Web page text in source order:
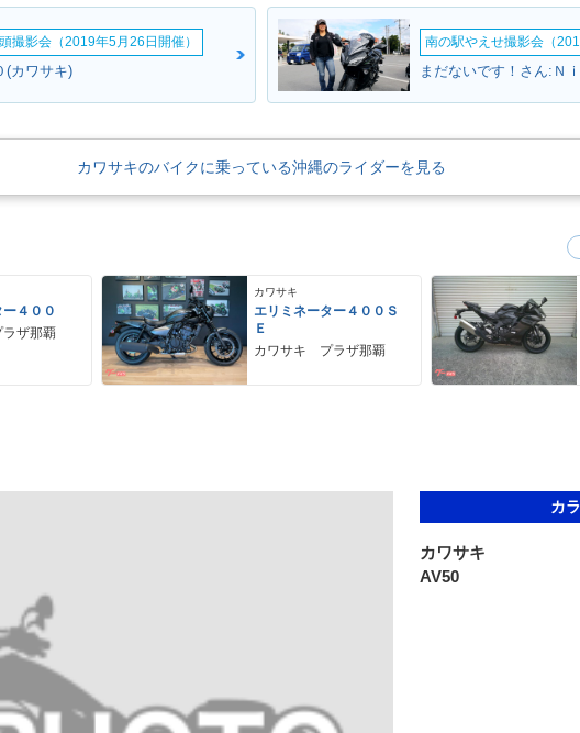
撮影会（2019年5月26日開催）
(カワサキ)
南の駅やえせ撮影会（
まだないです！さん:Ｎ
カワサキのバイクに乗っている沖縄のライダーを見る
４００
ザ那覇
カワサキ
エリミネーター４００Ｓ
Ｅ
カワサキ プラザ那覇
カ
カワサキ
AV50